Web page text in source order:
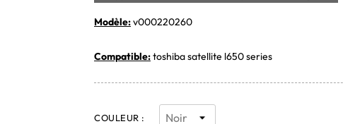
Modèle:v000220260
Compatible:toshiba satellite l650 series
COULEUR :